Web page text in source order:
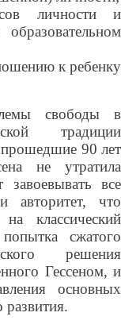
личности и
к ребенку
свободы в
традиции
90 лет
не утратила
завоевывать все
авторитет, что
классический
сжатого
решения
Гессеном, и
основных
развития.